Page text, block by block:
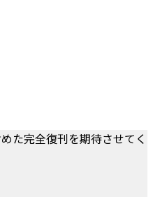
た完全復刊を期待させてく